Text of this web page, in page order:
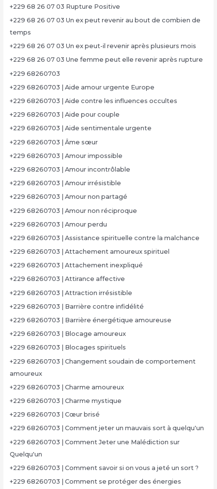
+229 68 26 07 03 Rupture Positive
+229 68 26 07 03 Un ex peut revenir au bout de combien de
temps
+229 68 26 07 03 Un ex peut-il revenir après plusieurs mois
+229 68 26 07 03 Une femme peut elle revenir après rupture
+229 68260703
+229 68260703 | Aide amour urgente Europe
+229 68260703 | Aide contre les influences occultes
+229 68260703 | Aide pour couple
+229 68260703 | Aide sentimentale urgente
+229 68260703 | Âme sœur
+229 68260703 | Amour impossible
+229 68260703 | Amour incontrôlable
+229 68260703 | Amour irrésistible
+229 68260703 | Amour non partagé
+229 68260703 | Amour non réciproque
+229 68260703 | Amour perdu
+229 68260703 | Assistance spirituelle contre la malchance
+229 68260703 | Attachement amoureux spirituel
+229 68260703 | Attachement inexpliqué
+229 68260703 | Attirance affective
+229 68260703 | Attraction irrésistible
+229 68260703 | Barrière contre infidélité
+229 68260703 | Barrière énergétique amoureuse
+229 68260703 | Blocage amoureux
+229 68260703 | Blocages spirituels
+229 68260703 | Changement soudain de comportement
amoureux
+229 68260703 | Charme amoureux
+229 68260703 | Charme mystique
+229 68260703 | Cœur brisé
+229 68260703 | Comment jeter un mauvais sort à quelqu'un
+229 68260703 | Comment Jeter une Malédiction sur
Quelqu'un
+229 68260703 | Comment savoir si on vous a jeté un sort ?
+229 68260703 | Comment se protéger des énergies